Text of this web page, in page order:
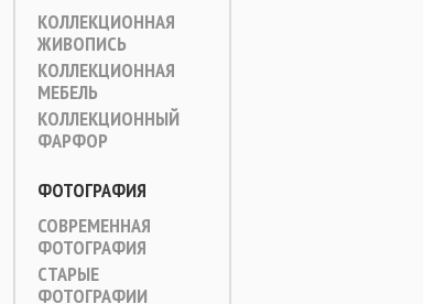
КОЛЛЕКЦИОННАЯ
ЖИВОПИСЬ
КОЛЛЕКЦИОННАЯ
МЕБЕЛЬ
КОЛЛЕКЦИОННЫЙ
ФАРФОР
ФОТОГРАФИЯ
СОВРЕМЕННАЯ
ФОТОГРАФИЯ
СТАРЫЕ
ФОТОГРАФИИ